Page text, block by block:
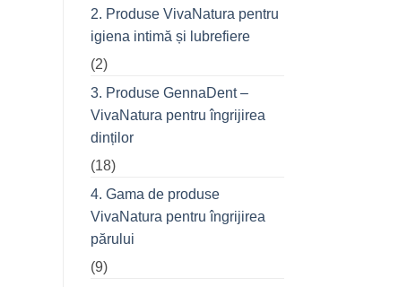
prietenii
în
oraș
2. Produse VivaNatura pentru
igiena intimă și lubrefiere
(2)
3. Produse GennaDent –
VivaNatura pentru îngrijirea
dinților
(18)
4. Gama de produse
VivaNatura pentru îngrijirea
părului
(9)